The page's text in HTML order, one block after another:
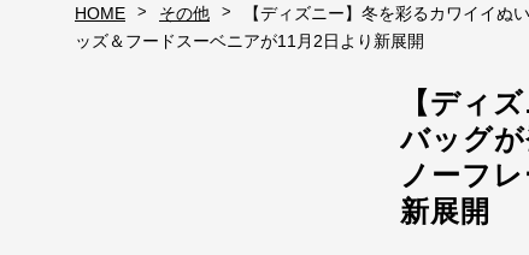
HOME > その他 >
【ディズニー】冬を彩るカワイイ
ッズ＆フードスーベニアが11月2日より新展開
【ディ
バッグ
ノーフ
新展開